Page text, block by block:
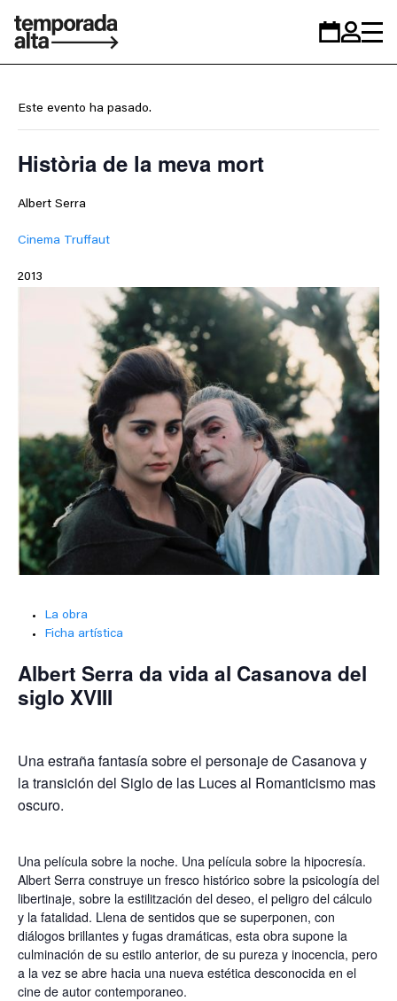
Temporada
personal
Este evento ha pasado.
Història de la meva mort
Albert Serra
Cinema Truffaut
2013
La obra
Ficha artística
Albert Serra da vida al Casanova del
siglo XVIII
Una estraña fantasía sobre el personaje de Casanova y
la transición del Siglo de las Luces al Romanticismo mas
oscuro.
Una película sobre la noche. Una película sobre la hipocresía.
Albert Serra construye un fresco histórico sobre la psicología del
libertinaje, sobre la estilitzación del deseo, el peligro del cálculo
y la fatalidad. Llena de sentidos que se superponen, con
diálogos brillantes y fugas dramáticas, esta obra supone la
culminación de su estilo anterior, de su pureza y inocencia, pero
a la vez se abre hacia una nueva estética desconocida en el
cine de autor contemporaneo.